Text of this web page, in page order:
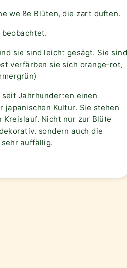
weiße Blüten, die zart duften.
beobachtet.
sie sind leicht gesägt. Sie sind
verfärben sie sich orange-rot,
seit Jahrhunderten einen
japanischen Kultur. Sie stehen
Kreislauf. Nicht nur zur Blüte
sondern auch die
auffällig.